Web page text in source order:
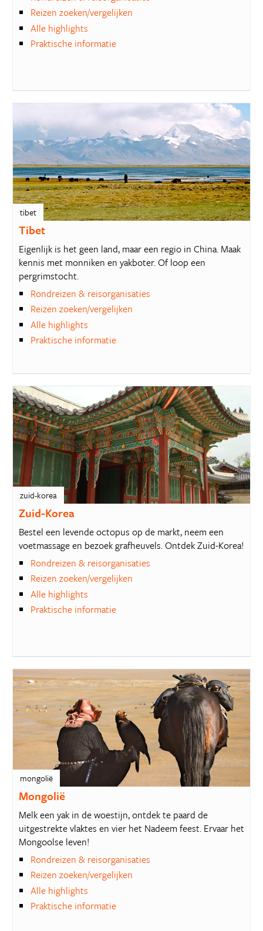
Reizen zoeken/vergelijken
Alle highlights
Praktische informatie
tibet
Tibet
Eigenlijk is het geen land, maar een regio in China. Maak
kennis met monniken en yakboter. Of loop een
pergrimstocht.
Rondreizen & reisorganisaties
Reizen zoeken/vergelijken
Alle highlights
Praktische informatie
zuid-korea
Zuid-Korea
Bestel een levende octopus op de markt, neem een
voetmassage en bezoek grafheuvels. Ontdek Zuid-Korea!
Rondreizen & reisorganisaties
Reizen zoeken/vergelijken
Alle highlights
Praktische informatie
mongolië
Mongolië
Melk een yak in de woestijn, ontdek te paard de
uitgestrekte vlaktes en vier het Nadeem feest. Ervaar het
Mongoolse leven!
Rondreizen & reisorganisaties
Reizen zoeken/vergelijken
Alle highlights
Praktische informatie